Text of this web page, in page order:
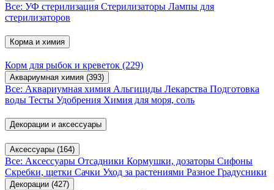
Все: УФ стерилизация Стерилизаторы Лампы для
стерилизаторов
Корма и химия
Корм для рыбок и креветок (229)
Аквариумная химия (393)
Все: Аквариумная химия Альгициды Лекарства Подготовка
воды Тесты Удобрения Химия для моря, соль
Декорации и аксессуары
Аксессуары (164)
Все: Аксессуары Отсадники Кормушки, дозаторы Сифоны
Скребки, щетки Сачки Уход за растениями Разное Градусники
Декорации (427)